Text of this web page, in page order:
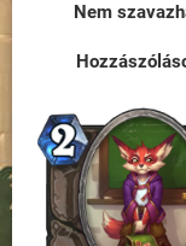
Nem